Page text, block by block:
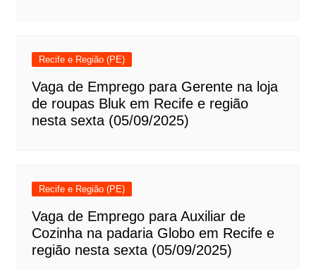
Recife e Região (PE)
Vaga de Emprego para Gerente na loja
de roupas Bluk em Recife e região
nesta sexta (05/09/2025)
Recife e Região (PE)
Vaga de Emprego para Auxiliar de
Cozinha na padaria Globo em Recife e
região nesta sexta (05/09/2025)